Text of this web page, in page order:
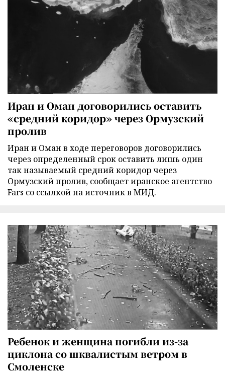
Иран и Оман договорились оставить
«средний коридор» через Ормузский
пролив
Иран и Оман в ходе переговоров договорились
через определенный срок оставить лишь один
так называемый средний коридор через
Ормузский пролив, сообщает иранское агентство
Fars со ссылкой на источник в МИД.
Ребенок и женщина погибли из-за
циклона со шквалистым ветром в
Смоленске